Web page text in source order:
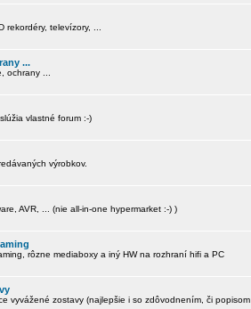
rekordéry, televízory, ...
...
ochrany ...
vlastné forum :-)
výrobkov.
AVR, ... (nie all-in-one hypermarket :-) )
rôzne mediaboxy a iný HW na rozhraní hifi a PC
vyvážené zostavy (najlepšie i so zdôvodnením, či